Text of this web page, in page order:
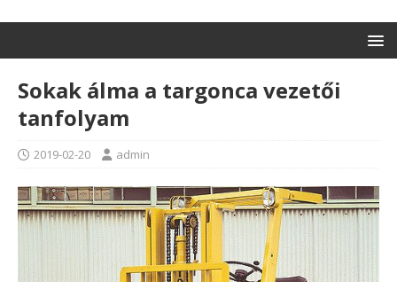
Sokak álma a targonca vezetői
tanfolyam
2019-02-20 admin